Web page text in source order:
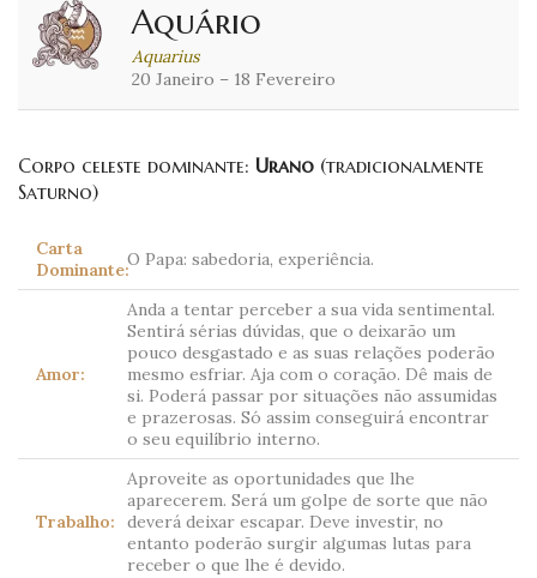
Aquário
Aquarius
20 Janeiro – 18 Fevereiro
Corpo celeste dominante: Urano (tradicionalmente
Saturno)
Carta
Dominante:O Papa: sabedoria, experiência.
Amor:
Anda a tentar perceber a sua vida sentimental.
Sentirá sérias dúvidas, que o deixarão um
pouco desgastado e as suas relações poderão
mesmo esfriar. Aja com o coração. Dê mais de
si. Poderá passar por situações não assumidas
e prazerosas. Só assim conseguirá encontrar
o seu equilíbrio interno.
Trabalho:
Aproveite as oportunidades que lhe
aparecerem. Será um golpe de sorte que não
deverá deixar escapar. Deve investir, no
entanto poderão surgir algumas lutas para
receber o que lhe é devido.